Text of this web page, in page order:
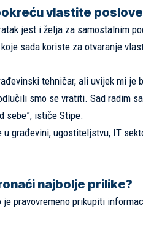
vlastite poslove
jest i želja za samostalnim
sada koriste za otvaranje
tehničar, ali uvijek mi
smo se vratiti. Sad radim
sebe”, ističe Stipe.
u građevini, ugostiteljstvu, IT
najbolje prilike?
pravovremeno prikupiti